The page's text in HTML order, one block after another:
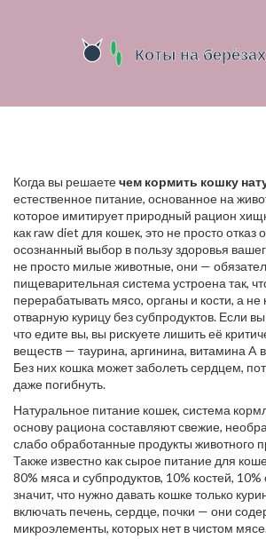
Когда вы решаетечем кормить кошку
естественное питание, основанное на
которое имитирует природный рацион
какraw diet для кошек, это не просто отказ
осознанный выбор в пользу здоровья
не просто милые животные, они —
пищеварительная система устроена так,
перерабатывать мясо, органы и кости, а
отварную курицу без субпродуктов. Если
что едите вы, вы рискуете лишить её
веществ — таурина, аргинина, витамина A
Без них кошка может заболеть сердцем,
даже погибнуть.
Натуральное питание кошек, система
основу рациона составляют свежие,
слабо обработанные продукты животного
Также известно каксырое питание для
80% мяса и субпродуктов, 10% костей, 10%
значит, что нужно давать кошке только
включать печень, сердце, почки — они
микроэлементы, которых нет в чистом